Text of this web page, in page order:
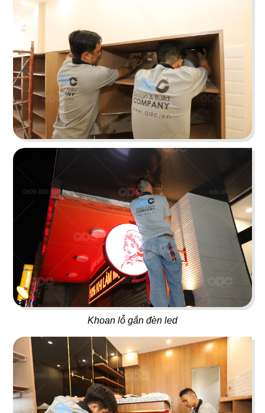
Khoan lỗ gắn đèn led
57
SHP GOURMET
Trường đào tạo F&B
58
SEVEN CAFE
Cafe Nhật Bản
59
LỘ THIÊN QUÁN
Quán nhậu
60
STEAK HOUSE
Nhà hàng Âu
61
Nhà hàng Mì Soba
62
VIETNAM HOUSE
Nhà hàng Việt